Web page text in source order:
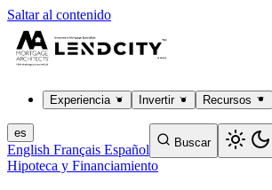
Saltar al contenido
Experiencia Invertir Recursos
es
English Français Español Buscar
Hipoteca y Financiamiento